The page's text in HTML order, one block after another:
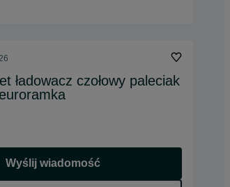
ładowacz czołowy paleciak
Wyślij wiadomość